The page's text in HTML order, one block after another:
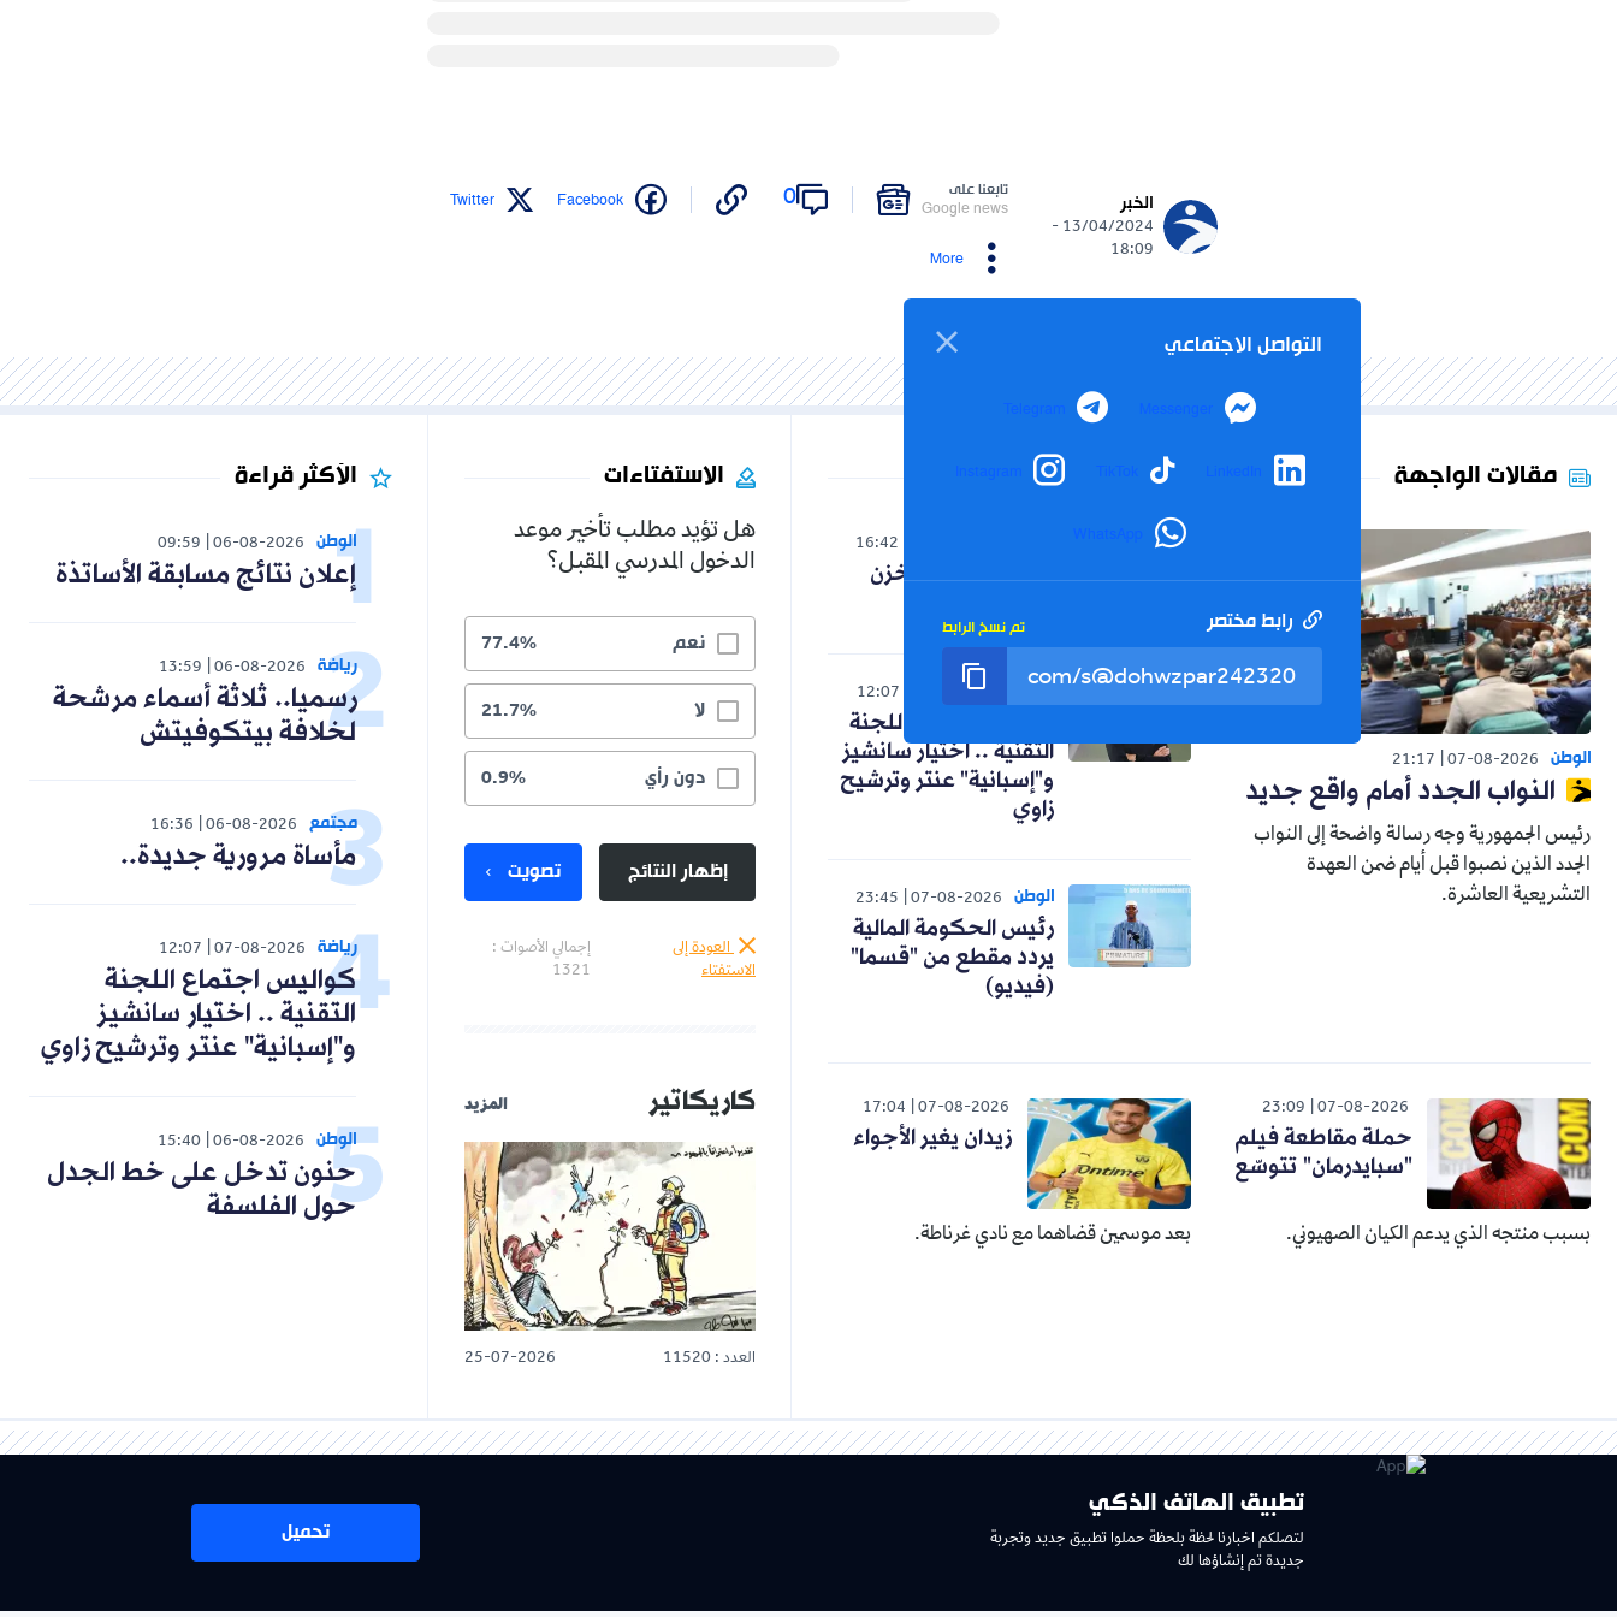
الخبر
13/04/2024 -
18:09
تابعنا على
Google news
0
Facebook
Twitter
More
التواصل الاجتماعي
Messenger
Telegram
LinkedIn
TikTok
Instagram
WhatsApp
رابط مختصر تم نسخ الرابط
مقالات الواجهة
الوطن 07-08-2026
21:17
النواب الجدد أمام واقع جديد
رئيس الجمهورية وجه رسالة واضحة إلى النواب
الجدد الذين نصبوا قبل أيام ضمن العهدة
التشريعية العاشرة.
16:42
صدمة لنظام المخزن
رياضة 07-08-2026
12:07
كواليس اجتماع اللجنة
التقنية .. اختيار سانشيز
و"إسبانية" عنتر وترشيح
زاوي
الوطن 07-08-2026
23:45
رئيس الحكومة المالية
يردد مقطع من "قسما"
(فيديو)
07-08-2026
23:09
حملة مقاطعة فيلم
"سبايدرمان" تتوسّع
بسبب منتجه الذي يدعم الكيان الصهيوني.
07-08-2026
17:04
زيدان يغير الأجواء
بعد موسمين قضاهما مع نادي غرناطة.
الاستفتاءات
هل تؤيد مطلب تأخير موعد
الدخول المدرسي المقبل؟
نعم 77.4%
لا 21.7%
دون رأي 0.9%
إظهار النتائج تصويت
العودة إلى
الاستفتاء
إجمالي الأصوات :
1321
كاريكاتير المزيد
العدد : 11520 25-07-2026
الأكثر قراءة
الوطن 06-08-2026
09:59
إعلان نتائج مسابقة الأساتذة
رياضة 06-08-2026
13:59
رسميا.. ثلاثة أسماء مرشحة
لخلافة بيتكوفيتش
مجتمع 06-08-2026
16:36
مأساة مرورية جديدة..
رياضة 07-08-2026
12:07
كواليس اجتماع اللجنة
التقنية .. اختيار سانشيز
و"إسبانية" عنتر وترشيح زاوي
الوطن 06-08-2026
15:40
حنون تدخل على خط الجدل
حول الفلسفة
تطبيق الهاتف الذكي
لتصلكم اخبارنا لحظة بلحظة حملوا تطبيق جديد وتجربة
جديدة تم إنشاؤها لك
تحميل